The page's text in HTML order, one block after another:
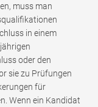
muss man
in einem
oder den
sie zu Prüfungen
für
Wenn ein Kandidat